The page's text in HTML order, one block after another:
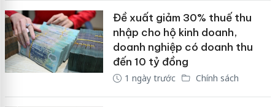
Đề xuất giảm 30% thuế thu
nhập cho hộ kinh doanh,
doanh nghiệp có doanh thu
đến 10 tỷ đồng
1 ngày trước Chính sách